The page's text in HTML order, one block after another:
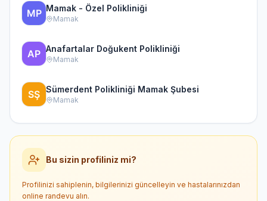
Mamak - Özel Polikliniği
Mamak
Anafartalar Doğukent Polikliniği
Mamak
Sümerdent Polikliniği Mamak Şubesi
Mamak
Bu sizin profiliniz mi?
Profilinizi sahiplenin, bilgilerinizi güncelleyin ve hastalarınızdan
online randevu alın.